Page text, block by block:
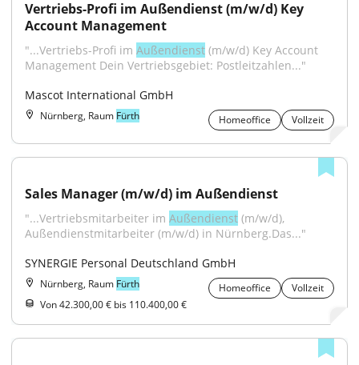
Vertriebs-Profi im Außendienst (m/w/d) Key
Account Management
"...Vertriebs-Profi im Außendienst (m/w/d) Key Account
Management Dein Vertriebsgebiet: Postleitzahlen..."
Mascot International GmbH
Nürnberg, Raum Fürth Homeoffice Vollzeit
Sales Manager (m/w/d) im Außendienst
"...Vertriebsmitarbeiter im Außendienst (m/w/d),
Außendienstmitarbeiter (m/w/d) in Nürnberg.Das..."
SYNERGIE Personal Deutschland GmbH
Nürnberg, Raum Fürth Homeoffice
Vollzeit
Von 42.300,00 € bis 110.400,00 €